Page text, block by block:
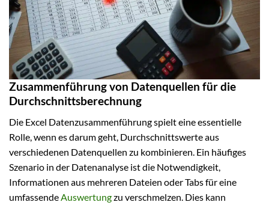
Zusammenführung von Datenquellen für die
Durchschnittsberechnung
Die Excel Datenzusammenführung spielt eine essentielle
Rolle, wenn es darum geht, Durchschnittswerte aus
verschiedenen Datenquellen zu kombinieren. Ein häufiges
Szenario in der Datenanalyse ist die Notwendigkeit,
Informationen aus mehreren Dateien oder Tabs für eine
umfassende Auswertungzu verschmelzen. Dies kann